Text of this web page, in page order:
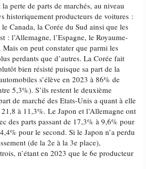
perte de parts de marchés, au niveau
historiquement producteurs de voitures :
Canada, la Corée du Sud ainsi que les
: l’Allemagne, l’Espagne, le Royaume-
on peut constater que parmi les
perdants que d’autres. La Corée fait
bien résisté puisque sa part de la
s’élève en 2023 à 86% de
5,3%). S’ils restent le deuxième
de marché des Etats-Unis a quant à elle
à 11,3%. Le Japon et l’Allemagne ont
des parts passant de 17,3% à 9,6% pour
pour le second. Si le Japon n’a perdu
(de la 2e à la 3e place),
n’étant en 2023 que le 6e producteur